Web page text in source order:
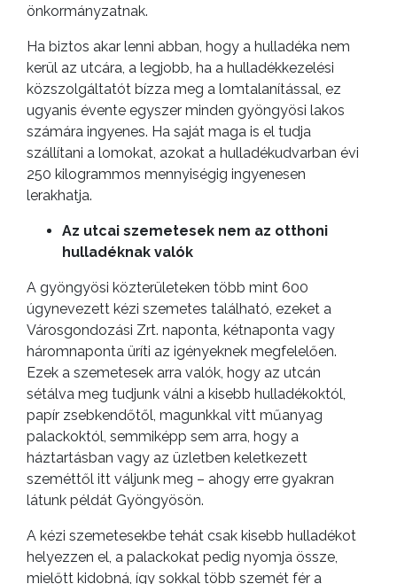
önkormányzatnak.
Ha biztos akar lenni abban, hogy a hulladéka nem
kerül az utcára, a legjobb, ha a hulladékkezelési
közszolgáltatót bízza meg a lomtalanítással, ez
ugyanis évente egyszer minden gyöngyösi lakos
számára ingyenes. Ha saját maga is el tudja
szállítani a lomokat, azokat a hulladékudvarban évi
250 kilogrammos mennyiségig ingyenesen
lerakhatja.
Az utcai szemetesek nem az otthoni
hulladéknak valók
A gyöngyösi közterületeken több mint 600
úgynevezett kézi szemetes található, ezeket a
Városgondozási Zrt. naponta, kétnaponta vagy
háromnaponta üríti az igényeknek megfelelően.
Ezek a szemetesek arra valók, hogy az utcán
sétálva meg tudjunk válni a kisebb hulladékoktól,
papír zsebkendőtől, magunkkal vitt műanyag
palackoktól, semmiképp sem arra, hogy a
háztartásban vagy az üzletben keletkezett
szeméttől itt váljunk meg – ahogy erre gyakran
látunk példát Gyöngyösön.
A kézi szemetesekbe tehát csak kisebb hulladékot
helyezzen el, a palackokat pedig nyomja össze,
mielőtt kidobná, így sokkal több szemét fér a